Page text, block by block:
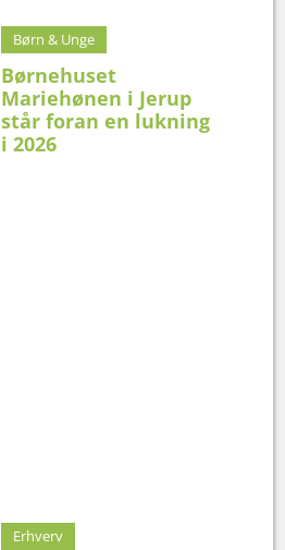
Børn & Unge
Børnehuset
Mariehønen i Jerup
står foran en lukning
i 2026
Erhverv